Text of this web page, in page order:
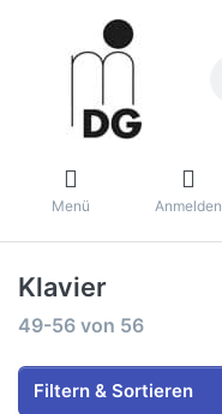
Menü Anmelden
Klavier
49-56 von 56
Filtern & Sortieren